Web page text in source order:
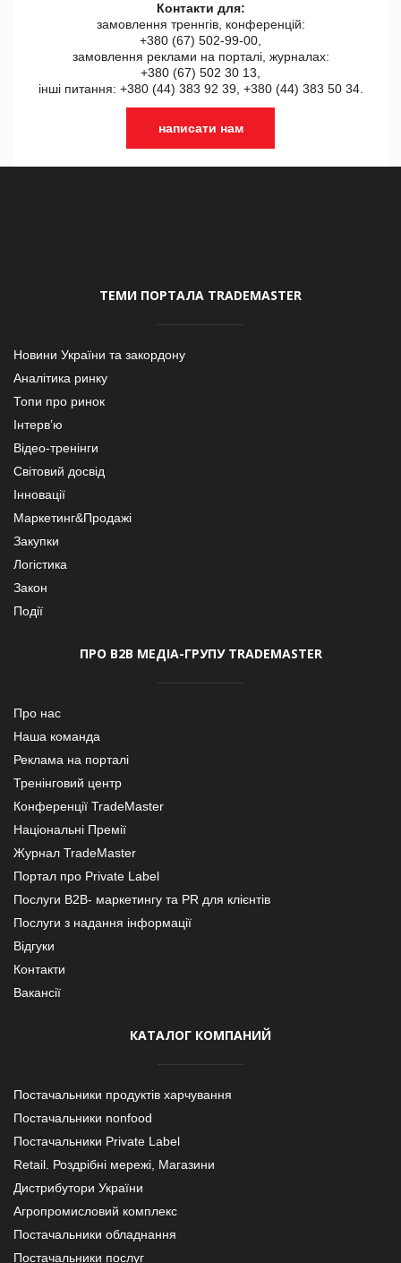
Контакти для:
замовлення треннгів, конференцій:
+380 (67) 502-99-00,
замовлення реклами на порталі, журналах:
+380 (67) 502 30 13,
інші питання: +380 (44) 383 92 39, +380 (44) 383 50 34.
написати нам
ТЕМИ ПОРТАЛА TRADEMASTER
Новини України та закордону
Аналітика ринку
Топи про ринок
Інтерв’ю
Відео-тренінги
Світовий досвід
Інновації
Маркетинг&Продажі
Закупки
Логістика
Закон
Події
ПРО В2В МЕДІА-ГРУПУ TRADEMASTER
Про нас
Наша команда
Реклама на порталі
Тренінговий центр
Конференції TradeMaster
Національні Премії
Журнал TradeMaster
Портал про Private Label
Послуги В2В- маркетингу та PR для клієнтів
Послуги з надання інформації
Відгуки
Контакти
Вакансії
КАТАЛОГ КОМПАНИЙ
Постачальники продуктів харчування
Постачальники nonfood
Постачальники Private Label
Retail. Роздрібні мережі, Магазини
Дистрибутори України
Агропромисловий комплекс
Постачальники обладнання
Постачальники послуг